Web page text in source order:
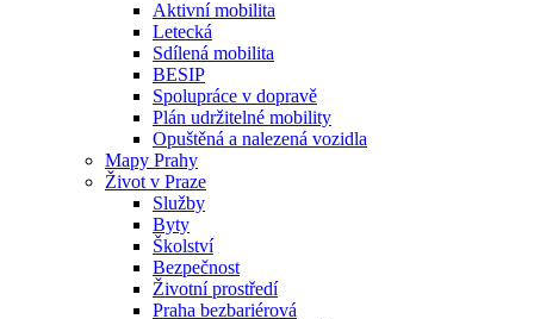
Aktivní mobilita
Letecká
Sdílená mobilita
BESIP
Spolupráce v dopravě
Plán udržitelné mobility
Opuštěná a nalezená vozidla
Mapy Prahy
Život v Praze
Služby
Byty
Školství
Bezpečnost
Životní prostředí
Praha bezbariérová